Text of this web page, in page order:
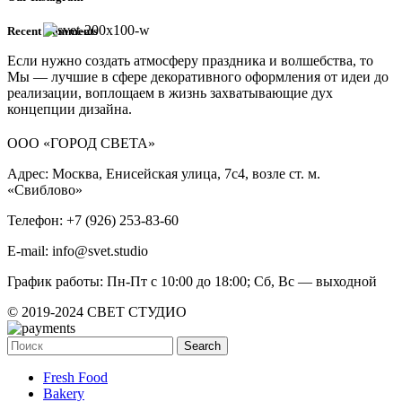
Recent Comments
Если нужно создать атмосферу праздника и волшебства, то
Мы — лучшие в сфере декоративного оформления от идеи до
реализации, воплощаем в жизнь захватывающие дух
концепции дизайна.
ООО «ГОРОД СВЕТА»
Адрес: Москва, Енисейская улица, 7с4, возле ст. м.
«Свиблово»
Телефон: +7 (926) 253-83-60
E-mail: info@svet.studio
График работы: Пн-Пт с 10:00 до 18:00; Сб, Вс — выходной
© 2019-2024 СВЕТ СТУДИО
Search
Fresh Food
Bakery